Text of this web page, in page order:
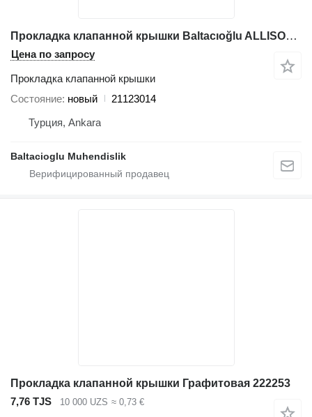
Прокладка клапанной крышки Baltacıoğlu ALLISON 21123014 для грейдера
Цена по запросу
Прокладка клапанной крышки
Состояние новый
21123014
Турция, Ankara
Baltacioglu Muhendislik
Прокладка клапанной крышки Графитовая 222253
7,76 TJS
10 000 UZS ≈ 0,73 €